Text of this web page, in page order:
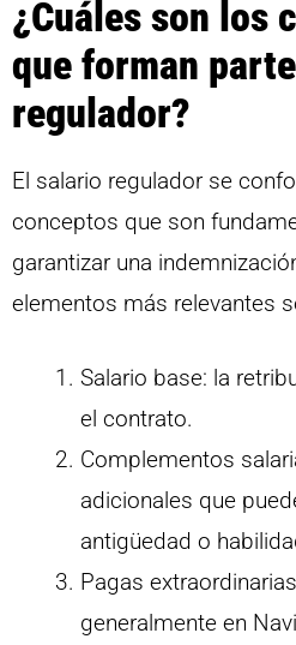
¿Cuáles son los
que forman
regulador?
El salario regulador se
conceptos que son
garantizar una
elementos más relevantes
Salario base: la
el contrato.
Complementos
adicionales que
antigüedad o
Pagas
generalmente en